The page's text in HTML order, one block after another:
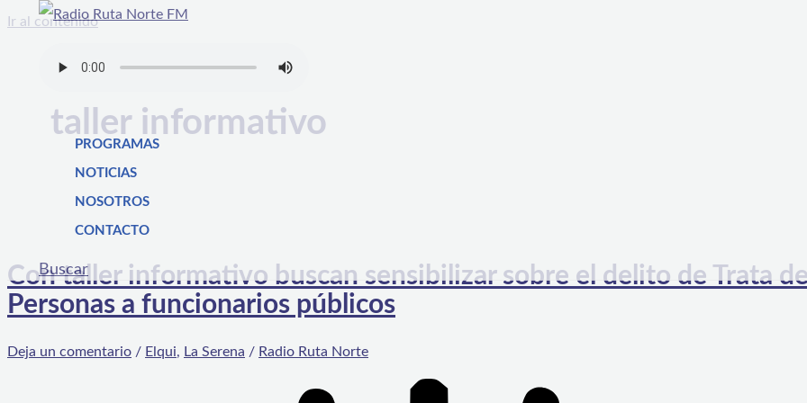
Ir al contenido
PROGRAMAS
NOTICIAS
NOSOTROS
CONTACTO
Buscar
taller informativo
Con taller informativo buscan sensibilizar sobre el delito de Trata
Personas a funcionarios públicos
Deja un comentario / Elqui, La Serena / Radio Ruta Norte